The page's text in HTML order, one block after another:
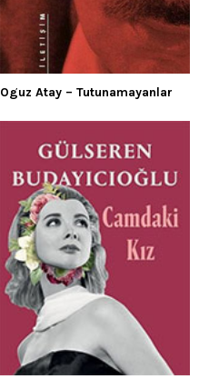
Oguz Atay – Tutunamayanlar